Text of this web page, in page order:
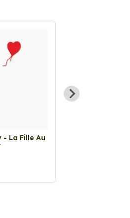
La Fille Au